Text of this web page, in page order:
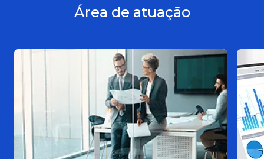
Área de atuação